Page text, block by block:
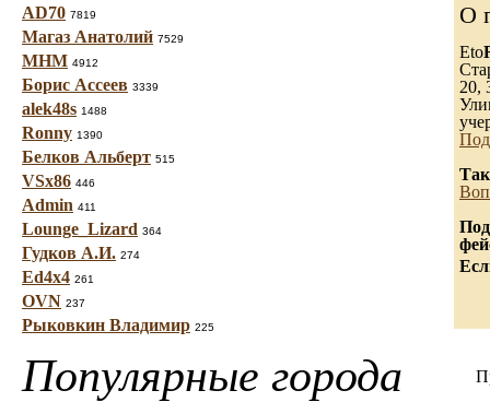
AD70 7819
Магаз Анатолий 7529
МНМ 4912
Борис Ассеев 3339
alek48s 1488
Ronny 1390
Белков Альберт 515
VSx86 446
Admin 411
Lounge_Lizard 364
Гудков А.И. 274
Ed4x4 261
OVN 237
Рыковкин Владимир 225
Популярные города
О
Eto
20,